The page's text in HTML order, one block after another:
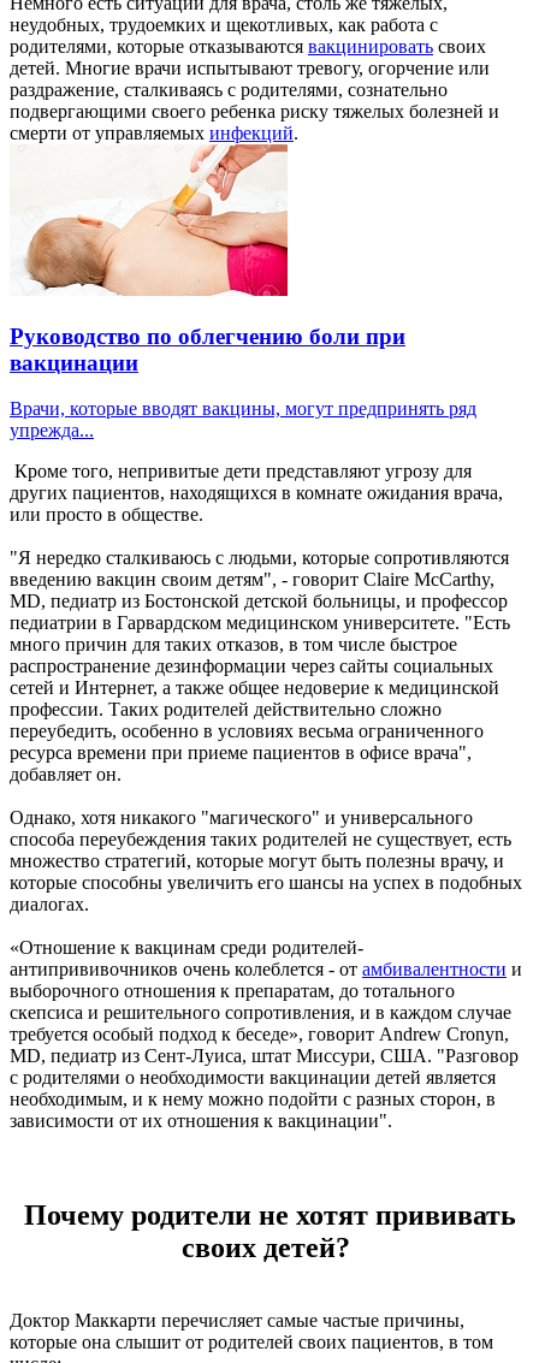
неудобных, трудоемких и щекотливых, как работа с
родителями, которые отказываются вакцинировать своих
детей. Многие врачи испытывают тревогу, огорчение или
раздражение, сталкиваясь с родителями, сознательно
подвергающими своего ребенка риску тяжелых болезней и
смерти от управляемых инфекций.
Руководство по облегчению боли при
вакцинации
Врачи, которые вводят вакцины, могут предпринять ряд
упрежда...
Кроме того, непривитые дети представляют угрозу для
других пациентов, находящихся в комнате ожидания врача,
или просто в обществе.
"Я нередко сталкиваюсь с людьми, которые сопротивляются
введению вакцин своим детям", - говорит Claire McCarthy,
MD, педиатр из Бостонской детской больницы, и профессор
педиатрии в Гарвардском медицинском университете. "Есть
много причин для таких отказов, в том числе быстрое
распространение дезинформации через сайты социальных
сетей и Интернет, а также общее недоверие к медицинской
профессии. Таких родителей действительно сложно
переубедить, особенно в условиях весьма ограниченного
ресурса времени при приеме пациентов в офисе врача",
добавляет он.
Однако, хотя никакого "магического" и универсального
способа переубеждения таких родителей не существует, есть
множество стратегий, которые могут быть полезны врачу, и
которые способны увеличить его шансы на успех в подобных
диалогах.
«Отношение к вакцинам среди родителей-
антипрививочников очень колеблется - от амбивалентности и
выборочного отношения к препаратам, до тотального
скепсиса и решительного сопротивления, и в каждом случае
требуется особый подход к беседе», говорит Andrew Cronyn,
MD, педиатр из Сент-Луиса, штат Миссури, США. "Разговор
с родителями о необходимости вакцинации детей является
необходимым, и к нему можно подойти с разных сторон, в
зависимости от их отношения к вакцинации".
Почему родители не хотят прививать
своих детей?
Доктор Маккарти перечисляет самые частые причины,
которые она слышит от родителей своих пациентов, в том